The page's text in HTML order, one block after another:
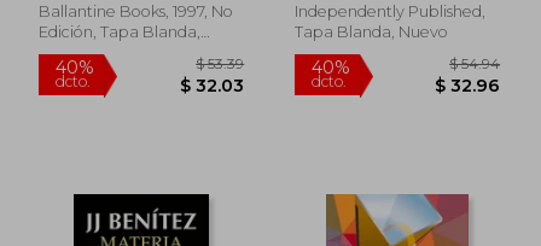
Ballantine Books, 1997, No
Edición, Tapa Blanda,
Nuevo
40%
dcto.
Independently Published,
Tapa Blanda, Nuevo
40%
dcto.